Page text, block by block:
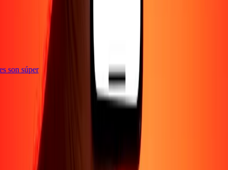
son súper
Blog Corporativo